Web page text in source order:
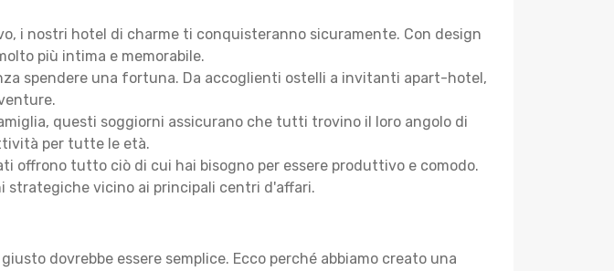
i nostri hotel di charme ti conquisteranno sicuramente. Con design
più intima e memorabile.
spendere una fortuna. Da accoglienti ostelli a invitanti apart-hotel,
questi soggiorni assicurano che tutti trovino il loro angolo di
per tutte le età.
offrono tutto ciò di cui hai bisogno per essere produttivo e comodo.
strategiche vicino ai principali centri d'affari.
dovrebbe essere semplice. Ecco perché abbiamo creato una